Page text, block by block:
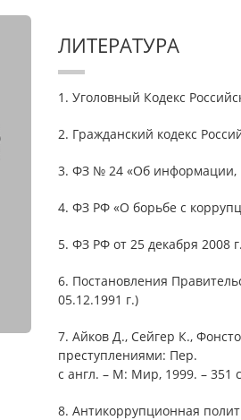
ЛИТЕРАТУРА
1. Уголовный Кодекс
2. Гражданский кодекс
3. ФЗ № 24 «Об информации,
4. ФЗ РФ «О борьбе с
5. ФЗ РФ от 25 декабря 2008
6. Постановления
05.12.1991 г.)
7. Айков Д., Сейгер К.,
преступлениями: Пер.
с англ. – М: Мир, 1999. – 351
8. Антикоррупционная